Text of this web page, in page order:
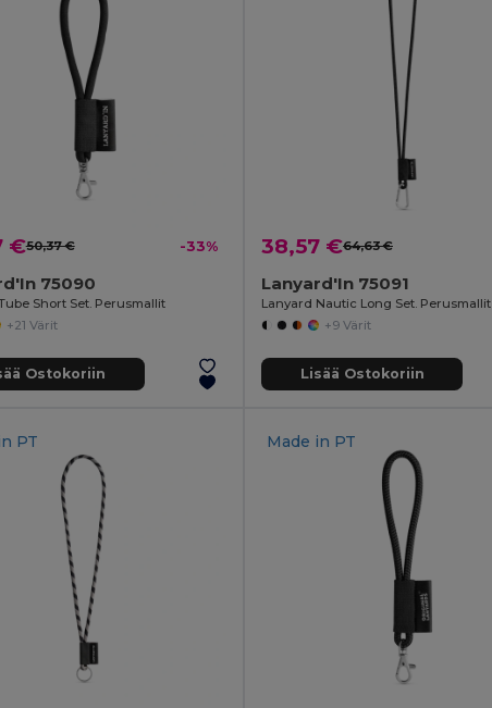
€50,37 € -33%
75090
Short Set. Perusmallit
+21 Värit
Ostokoriin
38,57 €64,63 €
Lanyard'In 75091
Lanyard Nautic Long Set. Perusmallit
+9 Värit
Lisää Ostokoriin
PT Made in PT